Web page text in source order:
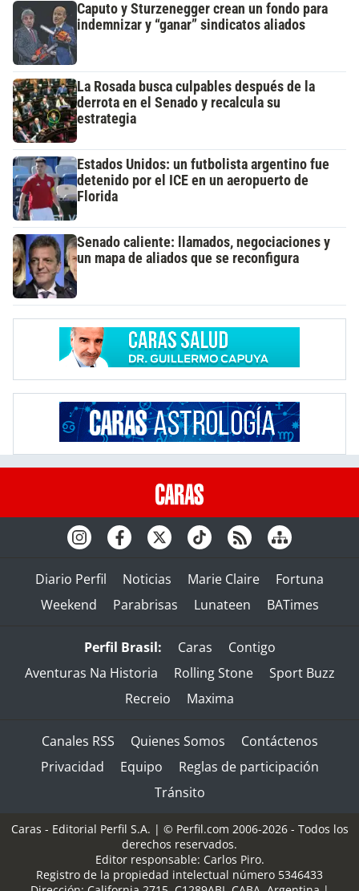
Caputo y Sturzenegger crean un fondo para
indemnizar y “ganar” sindicatos aliados
La Rosada busca culpables después de la
derrota en el Senado y recalcula su
estrategia
Estados Unidos: un futbolista argentino fue
detenido por el ICE en un aeropuerto de
Florida
Senado caliente: llamados, negociaciones y
un mapa de aliados que se reconfigura
Diario Perfil Noticias Marie Claire
Fortuna
Weekend
Parabrisas Lunateen BATimes
Perfil Brasil: Caras
Contigo
Aventuras Na Historia
Rolling Stone
Sport Buzz
Recreio
Maxima
Canales RSS Quienes Somos
Contáctenos
Privacidad
Equipo
Reglas de participación
Tránsito
Caras - Editorial Perfil S.A. | © Perfil.com 2006-2026 - Todos los
derechos reservados.
Editor responsable: Carlos Piro.
Registro de la propiedad intelectual número 5346433